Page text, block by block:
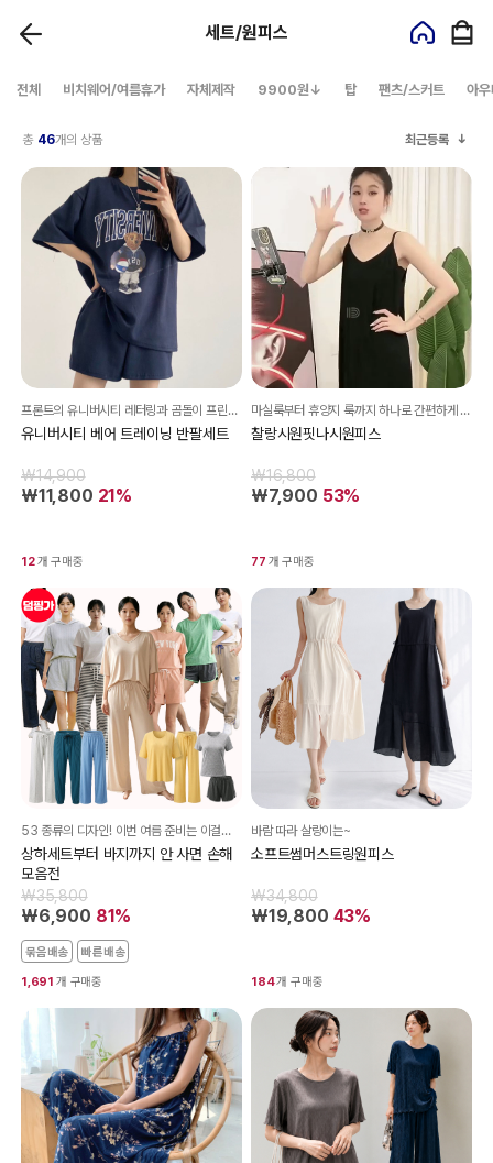
세트/원피스
전체 비치웨어/여름휴가 자체제작 9900원↓ 탑 팬츠/스커트 아
총 46개의 상품 최근등록
프론트의 유니버시티 레터링과 곰돌이 프린팅이 더해져 꾸민 듯 안 꾸민 듯한 스트릿 감성을 연출해줘요^^
유니버시티 베어 트레이닝 반팔세트
₩14,900
₩11,800 21%
12개 구매중
마실룩부터 휴양지 룩까지 하나로 간편하게 완성되는 원피스
찰랑시원핏나시원피스
₩16,800
₩7,900 53%
77 개 구매중
53 종류의 디자인! 이번 여름 준비는 이걸로 끝내셔요^^
상하세트부터 바지까지 안 사면 손해
모음전
₩35,800
₩6,900 81%
묶음배송 빠른배송
1,691 개 구매중
바람 따라 살랑이는~
소프트썸머스트링원피스
₩34,800
₩19,800 43%
184개 구매중